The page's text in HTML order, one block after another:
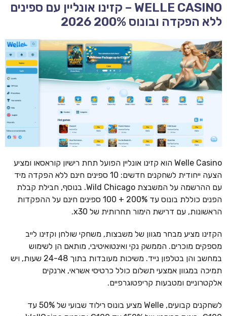
WELLE CASINO – קזינו אונליין עם ספינים
ללא הפקדה ובונוס 200% 2026
Welle Casino הוא קזינו אונליין הפועל תחת רישיון קוראסאו ומציע
הצעה ייחודית לשחקנים חדשים: 10 ספינים חינם ללא הפקדה מיד
עם ההרשמה על המשבצת Wild Chicago. בנוסף, חבילת קבלת
הפנים כוללת בונוס עד 200% + 100 ספינים חינם על ההפקדות
הראשונות, עם דרישת הימור תחרותית של x30.
הקזינו מציע מבחר מגוון של משבצות, משחקי שולחן וקזינו לייב
מספקים מוכרים. הממשק נקי ואינטואיטיבי, מותאם הן לשימוש
במחשב והן בטלפון נייד. משיכות מעובדות בתוך 24-48 שעות, ויש
תמיכה במגוון אמצעי תשלום כולל כרטיסי אשראי, ארנקים
אלקטרוניים ומטבעות קריפטוגרפיים.
לשחקנים קבועים, Welle מציע בונוס רילוד שבועי של 50% עד